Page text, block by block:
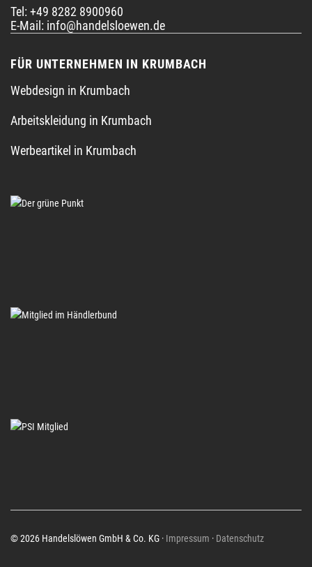
Tel: +49 8282 8900960
E-Mail: info@handelsloewen.de
FÜR UNTERNEHMEN IN KRUMBACH
Webdesign in Krumbach
Arbeitskleidung in Krumbach
Werbeartikel in Krumbach
© 2026 Handelslöwen GmbH & Co. KG · Impressum · Datenschutz